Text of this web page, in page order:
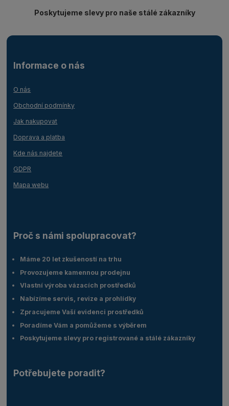
Poskytujeme slevy pro naše stálé zákazníky
Informace o nás
O nás
Obchodní podmínky
Jak nakupovat
Doprava a platba
Kde nás najdete
GDPR
Mapa webu
Proč s námi spolupracovat?
Máme 20 let zkušeností na trhu
Provozujeme kamennou prodejnu
Vlastní výroba vázacích prostředků
Nabízíme servis, revize a prohlídky
Zpracujeme Vaší evidenci prostředků
Poradíme Vám a pomůžeme s výběrem
Poskytujeme slevy pro registrované a stálé zákazníky
Potřebujete poradit?